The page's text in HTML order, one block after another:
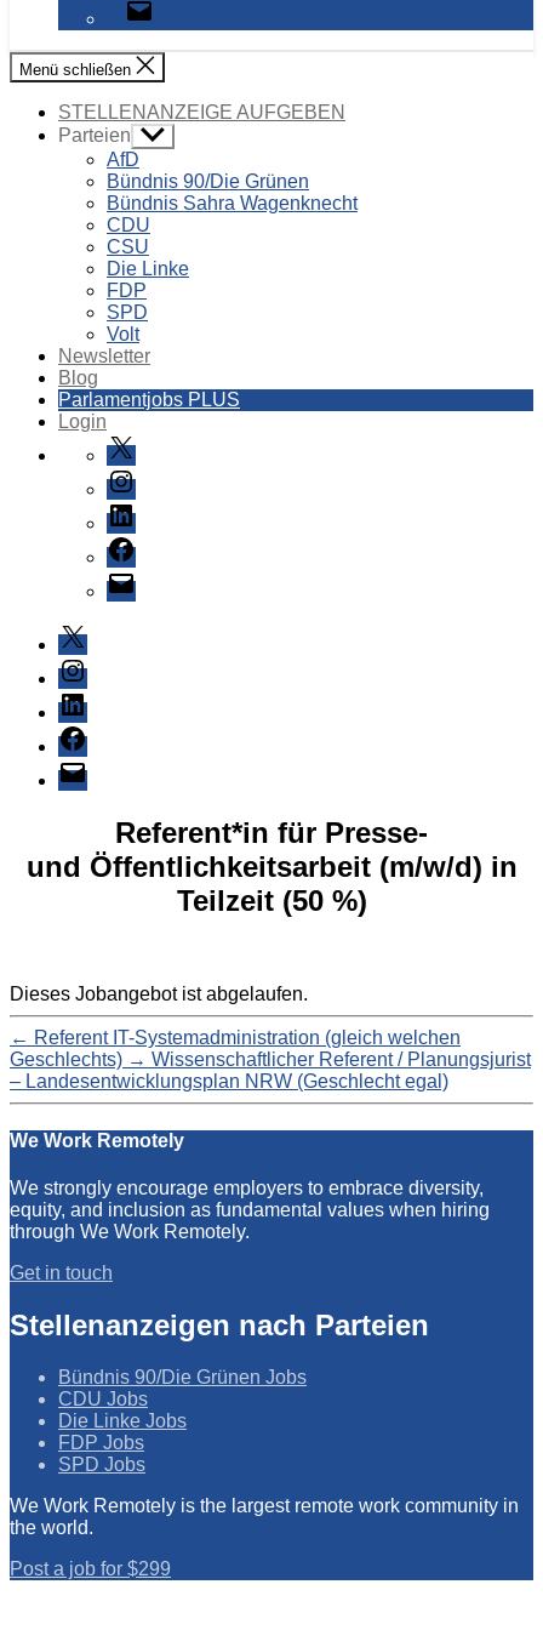
E-
Mail
Menü schließen
STELLENANZEIGE AUFGEBEN
Parteien Untermenü
anzeigen
AfD
Bündnis 90/Die Grünen
Bündnis Sahra Wagenknecht
CDU
CSU
Die Linke
FDP
SPD
Volt
Newsletter
Blog
Parlamentjobs PLUS
Login
X
Instagram
LinkedIn
Facebook
E-
Mail
X
Instagram
LinkedIn
Facebook
E-
Mail
Referent*in für Presse-
und Öffentlichkeitsarbeit (m/w/d) in
Teilzeit (50 %)
Dieses Jobangebot ist abgelaufen.
← Referent IT-Systemadministration (gleich welchen
Geschlechts) → Wissenschaftlicher Referent / Planungsjurist
– Landesentwicklungsplan NRW (Geschlecht egal)
We Work Remotely
We strongly encourage employers to embrace diversity,
equity, and inclusion as fundamental values when hiring
through We Work Remotely.
Get in touch
Stellenanzeigen nach Parteien
Bündnis 90/Die Grünen Jobs
CDU Jobs
Die Linke Jobs
FDP Jobs
SPD Jobs
We Work Remotely is the largest remote work community in
the world.
Post a job for $299